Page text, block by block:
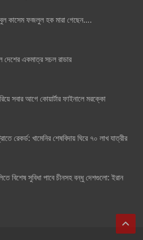
কাসেম ফজলুল হক মারা গেছেন….
দেশের একমাত্র সচল রাডার
সবার আগে কোয়ার্টার ফাইনালে মরক্কো
রেকর্ড: খামেনির শেষবিদায় ঘিরে ৭০ লাখ যাত্রীর
বিশেষ সুবিধা পাবে চীনসহ বন্ধু দেশগুলো: ইরান